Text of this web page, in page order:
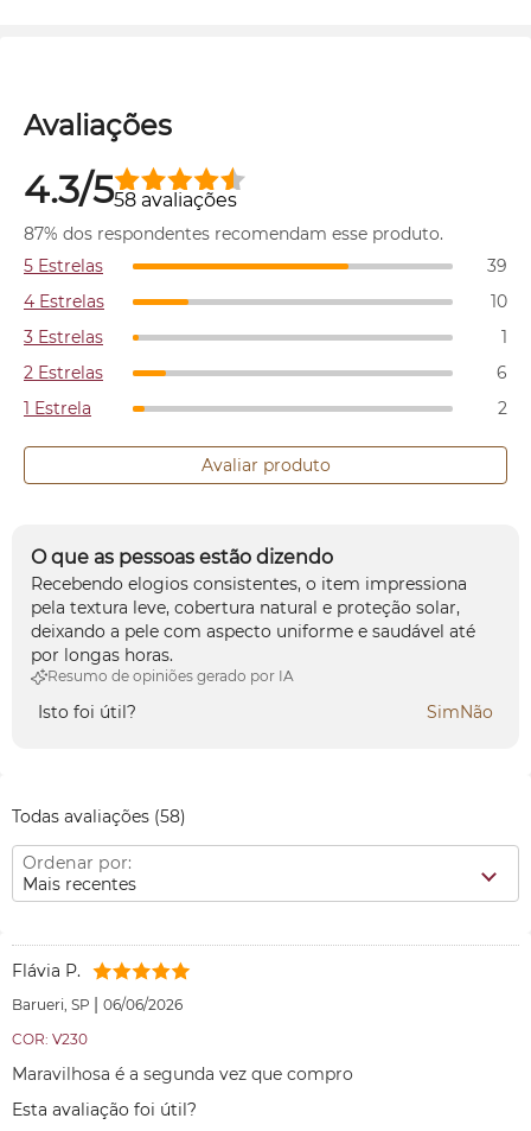
Avaliações
4.3/558 avaliações
87% dos respondentes recomendam esse produto.
5 Estrelas
39
4 Estrelas
10
3 Estrelas
1
2 Estrelas
6
1 Estrela
2
Avaliar produto
O que as pessoas estão dizendo
Recebendo elogios consistentes, o item impressiona
pela textura leve, cobertura natural e proteção solar,
deixando a pele com aspecto uniforme e saudável até
por longas horas.
Resumo de opiniões gerado por IA
Isto foi útil? SimNão
Todas avaliações (58)
Ordenar por:
Mais recentes
Flávia P.
Barueri, SP | 06/06/2026
COR: V230
Maravilhosa é a segunda vez que compro
Esta avaliação foi útil?